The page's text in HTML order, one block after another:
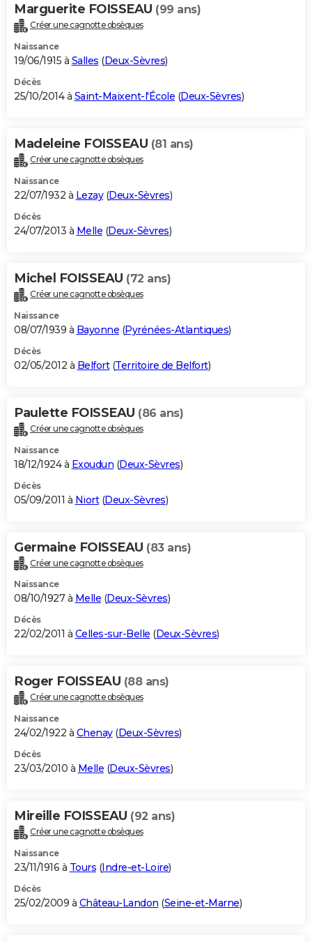
Marguerite FOISSEAU (99 ans)
Créer une cagnotte obsèques
Naissance
19/06/1915 à Salles (Deux-Sèvres)
Décès
25/10/2014 à Saint-Maixent-l'École (Deux-Sèvres)
Madeleine FOISSEAU (81 ans)
Créer une cagnotte obsèques
Naissance
22/07/1932 à Lezay(Deux-Sèvres)
Décès
24/07/2013 à Melle (Deux-Sèvres)
Michel FOISSEAU (72 ans)
Créer une cagnotte obsèques
Naissance
08/07/1939 à Bayonne (Pyrénées-Atlantiques)
Décès
02/05/2012 à Belfort(Territoire de Belfort)
Paulette FOISSEAU (86 ans)
Créer une cagnotte obsèques
Naissance
18/12/1924 à Exoudun (Deux-Sèvres)
Décès
05/09/2011 à Niort(Deux-Sèvres)
Germaine FOISSEAU (83 ans)
Créer une cagnotte obsèques
Naissance
08/10/1927 à Melle (Deux-Sèvres)
Décès
22/02/2011 à Celles-sur-Belle (Deux-Sèvres)
Roger FOISSEAU (88 ans)
Créer une cagnotte obsèques
Naissance
24/02/1922 à Chenay(Deux-Sèvres)
Décès
23/03/2010 à Melle (Deux-Sèvres)
Mireille FOISSEAU (92 ans)
Créer une cagnotte obsèques
Naissance
23/11/1916 à Tours (Indre-et-Loire)
Décès
25/02/2009 à Château-Landon (Seine-et-Marne)